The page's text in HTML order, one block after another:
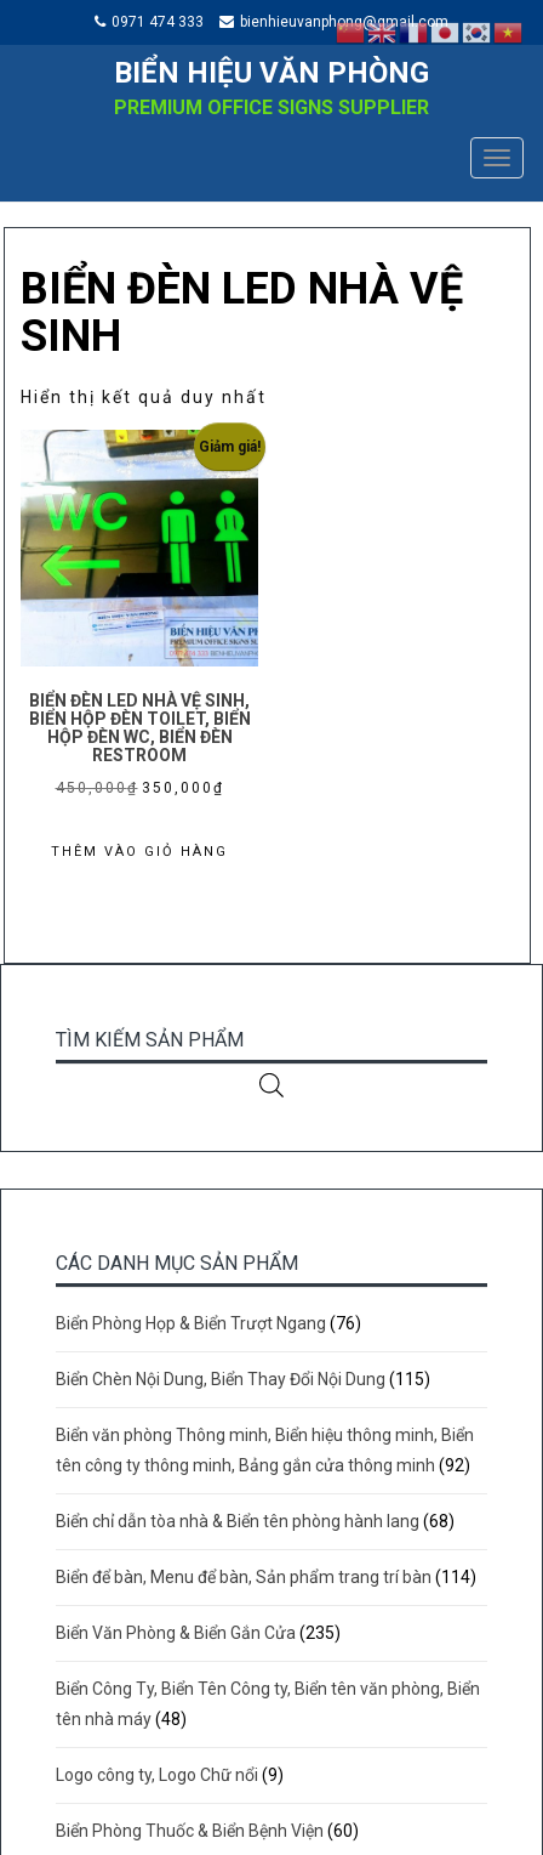
0971 474 333 bienhieuvanphong@gmail.com
BIỂN HIỆU VĂN PHÒNG
PREMIUM OFFICE SIGNS SUPPLIER
BIỂN ĐÈN LED NHÀ VỆ
SINH
Hiển thị kết quả duy nhất
Giảm giá!
BIỂN ĐÈN LED NHÀ VỆ SINH,
BIỂN HỘP ĐÈN TOILET, BIỂN
HỘP ĐÈN WC, BIỂN ĐÈN
RESTROOM
450,000₫ Giá
là:
350,000 ₫
tại
THÊM VÀO GIỎ HÀNG
TÌM KIẾM SẢN PHẨM
CÁC DANH MỤC SẢN PHẨM
Biển Phòng Họp & Biển Trượt Ngang (76)
Biển Chèn Nội Dung, Biển Thay Đổi Nội Dung (115)
Biển văn phòng Thông minh, Biển hiệu thông minh, Biển
tên công ty thông minh, Bảng gắn cửa thông minh (92)
Biển chỉ dẫn tòa nhà & Biển tên phòng hành lang (68)
Biển để bàn, Menu để bàn, Sản phẩm trang trí bàn (114)
Biển Văn Phòng & Biển Gắn Cửa (235)
Biển Công Ty, Biển Tên Công ty, Biển tên văn phòng, Biển
tên nhà máy (48)
Logo công ty, Logo Chữ nổi (9)
Biển Phòng Thuốc & Biển Bệnh Viện (60)